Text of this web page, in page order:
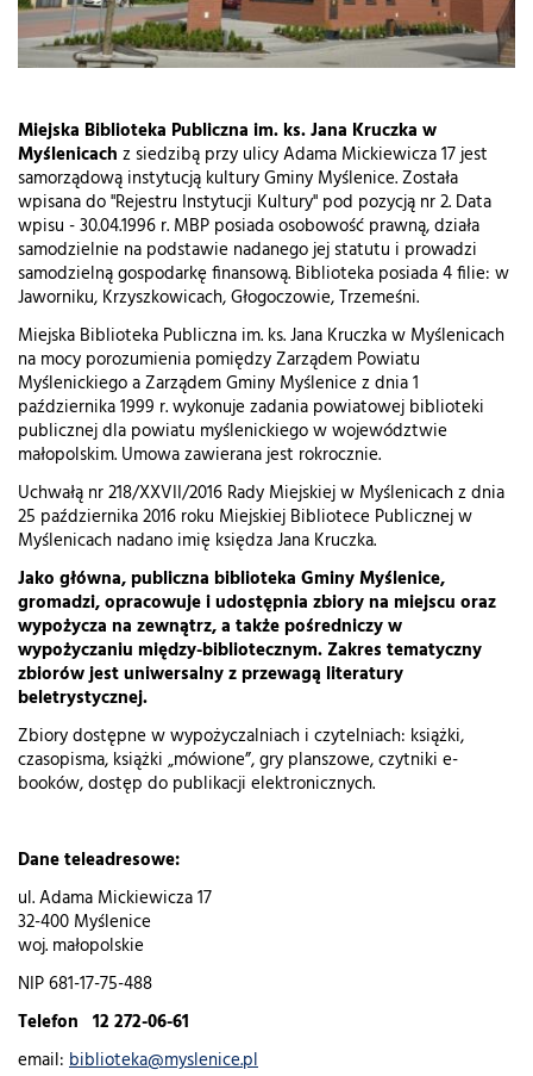
Miejska Biblioteka Publiczna im. ks. Jana Kruczka w
Myślenicach z siedzibą przy ulicy Adama Mickiewicza 17 jest
samorządową instytucją kultury Gminy Myślenice. Została
wpisana do "Rejestru Instytucji Kultury" pod pozycją nr 2. Data
wpisu - 30.04.1996 r. MBP posiada osobowość prawną, działa
samodzielnie na podstawie nadanego jej statutu i prowadzi
samodzielną gospodarkę finansową. Biblioteka posiada 4 filie: w
Jaworniku, Krzyszkowicach, Głogoczowie, Trzemeśni.
Miejska Biblioteka Publiczna im. ks. Jana Kruczka w Myślenicach
na mocy porozumienia pomiędzy Zarządem Powiatu
Myślenickiego a Zarządem Gminy Myślenice z dnia 1
października 1999 r. wykonuje zadania powiatowej biblioteki
publicznej dla powiatu myślenickiego w województwie
małopolskim. Umowa zawierana jest rokrocznie.
Uchwałą nr 218/XXVII/2016 Rady Miejskiej w Myślenicach z dnia
25 października 2016 roku Miejskiej Bibliotece Publicznej w
Myślenicach nadano imię księdza Jana Kruczka.
Jako główna, publiczna biblioteka Gminy Myślenice,
gromadzi, opracowuje i udostępnia zbiory na miejscu oraz
wypożycza na zewnątrz, a także pośredniczy w
wypożyczaniu między-bibliotecznym. Zakres tematyczny
zbiorów jest uniwersalny z przewagą literatury
beletrystycznej.
Zbiory dostępne w wypożyczalniach i czytelniach: książki,
czasopisma, książki „mówione”, gry planszowe, czytniki e-
booków, dostęp do publikacji elektronicznych.
Dane teleadresowe:
ul. Adama Mickiewicza 17
32-400 Myślenice
woj. małopolskie
NIP 681-17-75-488
Telefon 12 272-06-61
email: biblioteka@myslenice.pl